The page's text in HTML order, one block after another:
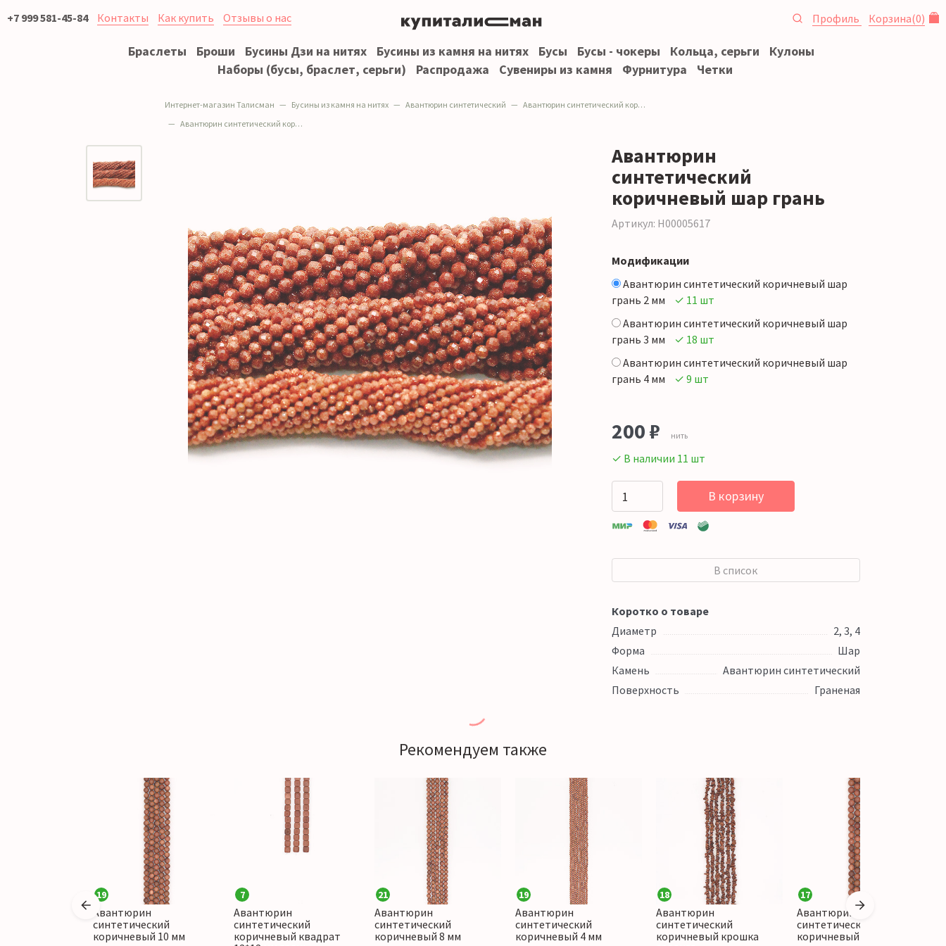
+7 999 581-45-84 Контакты Как купить Отзывы о нас Профиль Корзина(0)
Браслеты Броши Бусины Дзи на нитях Бусины из камня на нитях Бусы Бусы - чокеры Кольца, серьги
Кулоны
Наборы (бусы, браслет, серьги)
Распродажа Сувениры из камня Фурнитура Четки
Интернет-магазин Талисман Бусины из камня на нитях Авантюрин синтетический
Авантюрин синтетический коричневый
Авантюрин синтетический коричневый шар грань
Авантюрин
синтетический
коричневый шар грань
Артикул: Н00005617
Модификации
Авантюрин синтетический коричневый шар
грань 2 мм
✓ 11 шт
Авантюрин синтетический коричневый шар
грань 3 мм
✓ 18 шт
Авантюрин синтетический коричневый шар
грань 4 мм
✓ 9 шт
200₽ нить
✓ В наличии 11 шт
В корзину
В список
Коротко о товаре
Диаметр
2, 3, 4
Форма
Шар
Камень
Авантюрин синтетический
Поверхность
Граненая
Рекомендуем также
19
Авантюрин
синтетический
коричневый 10 мм
7
Авантюрин
синтетический
коричневый квадрат
21
Авантюрин
синтетический
коричневый 8 мм
19
Авантюрин
синтетический
коричневый 4 мм
18
Авантюрин
синтетический
коричневый крошка
17
Авантюрин
синтетический
коричневый 12 мм